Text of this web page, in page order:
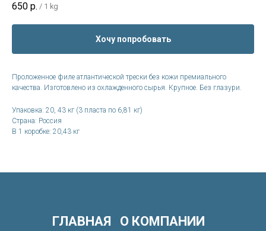
650 р. / 1 kg
Хочу попробовать
Проложенное филе атлантической трески без кожи премиального
качества. Изготовлено из охлажденного сырья. Крупное. Без глазури.
Упаковка: 20, 43 кг (3 пласта по 6,81 кг)
Страна: Россия
В 1 коробке: 20,43 кг
ГЛАВНАЯ О КОМПАНИИ